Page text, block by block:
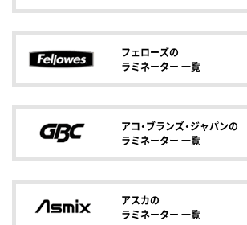
フェローズの
ラミネーター 一覧
アコ・ブランズ・ジャパンの
ラミネーター 一覧
アスカの
ラミネーター 一覧